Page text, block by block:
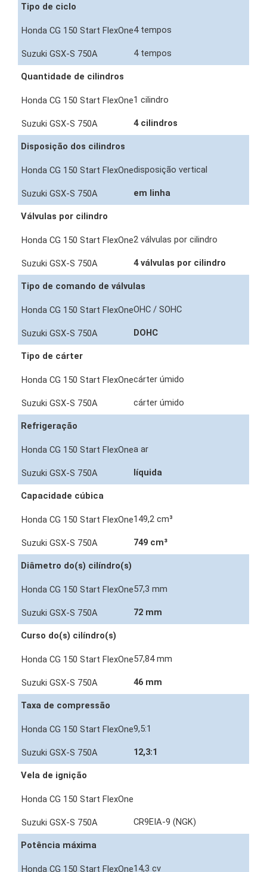
Tipo de ciclo
4 tempos
4 tempos
Quantidade de cilindros
1 cilindro
4 cilindros
Disposição dos cilindros
disposição vertical
em linha
Válvulas por cilindro
2 válvulas por cilindro
4 válvulas por cilindro
Tipo de comando de válvulas
OHC / SOHC
DOHC
Tipo de cárter
cárter úmido
cárter úmido
Refrigeração
a ar
líquida
Capacidade cúbica
149,2 cm³
749 cm³
Diâmetro do(s) cilíndro(s)
57,3 mm
72 mm
Curso do(s) cilíndro(s)
57,84 mm
46 mm
Taxa de compressão
9,5:1
12,3:1
Vela de ignição
CR9EIA-9 (NGK)
Potência máxima
14,3 cv